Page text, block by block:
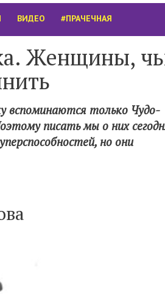
ВИДЕО #ПРАЧЕЧНАЯ
Женщины,
вспоминаются только Чудо-
писать мы о них
но они